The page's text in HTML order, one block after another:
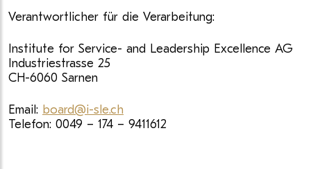
Verantwortlicher für die Verarbeitung:
Institute for Service- and Leadership Excellence AG
Industriestrasse 25
CH-6060 Sarnen
Email: board@i-sle.ch
Telefon: 0049 – 174 – 9411612